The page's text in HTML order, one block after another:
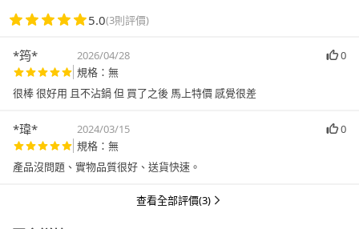
5.0(3則評價)
*筠* 2026/04/28
0
規格：無
很棒 很好用 且不沾鍋 但 買了之後 馬上特價 感覺很差
*瑋* 2024/03/15
0
規格：無
產品沒問題、實物品質很好、送貨快速。
查看全部評價(3)